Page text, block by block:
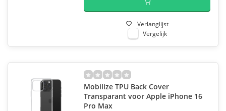
Verlanglijst
Vergelijk
Mobilize TPU Back Cover
Transparant voor Apple iPhone 16
Pro Max